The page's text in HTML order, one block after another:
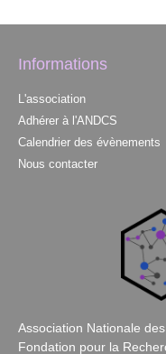
Association Nationale
Fondation pour la
Informations
L'association
Adhérer à l'ANDCS
Calendrier des évènements
Nous contacter